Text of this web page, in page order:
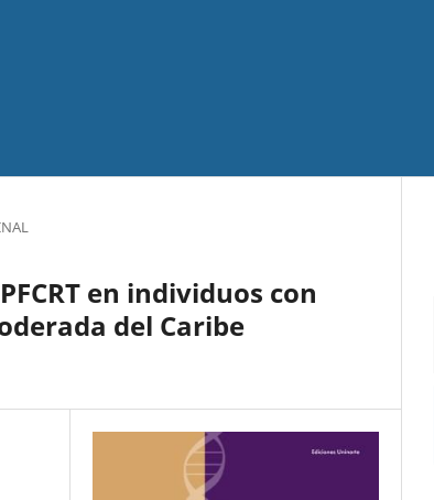
en individuos con
del Caribe